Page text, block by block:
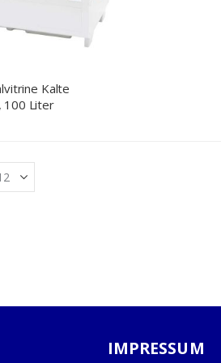
Kalte
100 Liter
IMPRESSUM